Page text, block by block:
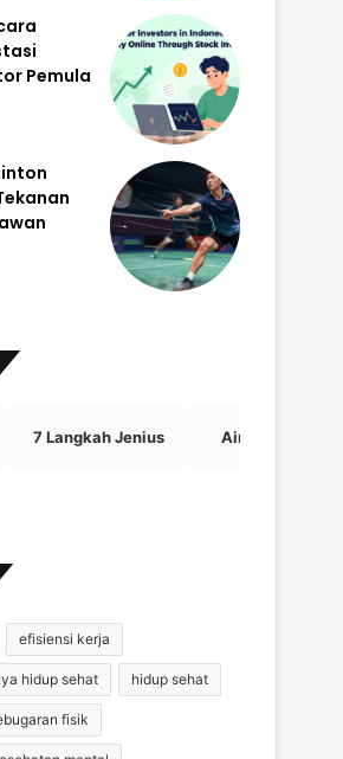
Pemula
7 Langkah Jenius Airdrop Crypto
efisiensi kerja
hidup sehat hidup sehat
fisik